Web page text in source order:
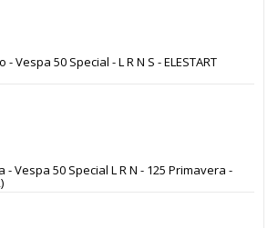
Vespa 50 Special - L R N S - ELESTART
Vespa 50 Special L R N - 125 Primavera -